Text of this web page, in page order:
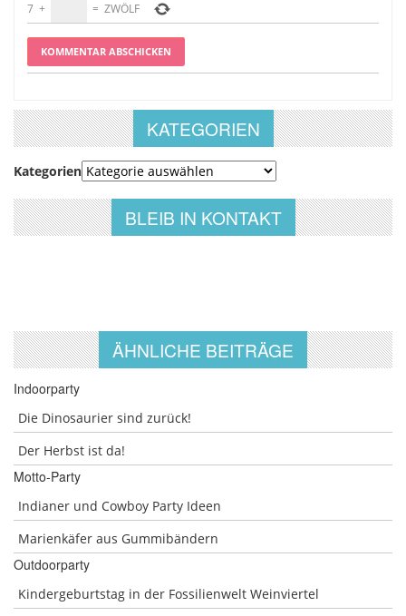
7 + = ZWÖLF
KATEGORIEN
Kategorien
BLEIB IN KONTAKT
ÄHNLICHE BEITRÄGE
Indoorparty
Die Dinosaurier sind zurück!
Der Herbst ist da!
Motto-Party
Indianer und Cowboy Party Ideen
Marienkäfer aus Gummibändern
Outdoorparty
Kindergeburtstag in der Fossilienwelt Weinviertel